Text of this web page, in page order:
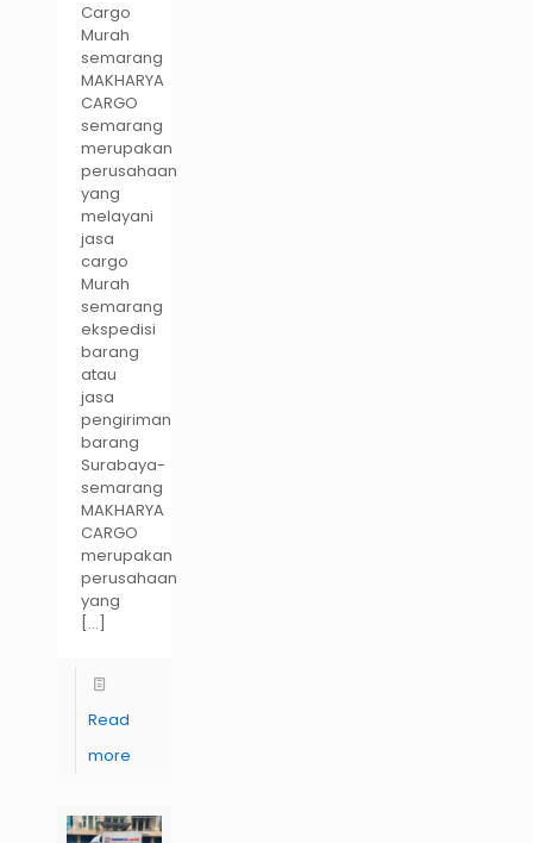
Cargo
Murah
semarang
MAKHARYA
CARGO
semarang
merupakan
perusahaan
yang
melayani
jasa
cargo
Murah
semarang
ekspedisi
barang
atau
jasa
pengiriman
barang
Surabaya-
semarang
MAKHARYA
CARGO
merupakan
perusahaan
yang
[…]
Read
more